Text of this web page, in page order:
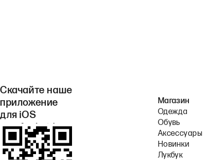
Скачайте наше
приложение
для iOS
или Android.
Магазин
Одежда
Обувь
Аксессуары
Новинки
Лукбук